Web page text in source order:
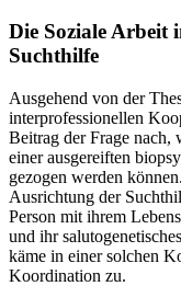
Die Soziale Arbeit
Suchthilfe
Ausgehend von der
interprofessionellen
Beitrag der Frage nach,
einer ausgereiften
gezogen werden
Ausrichtung der
Person mit ihrem
und ihr
käme in einer solchen
Koordination zu.